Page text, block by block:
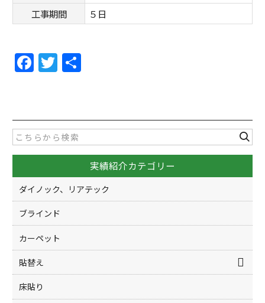
工事期間
５日
F
a
e
b
o
o
k
T
w
er
実績紹介カテゴリー
ダイノック、リアテック
ブラインド
カーペット
貼替え
床貼り